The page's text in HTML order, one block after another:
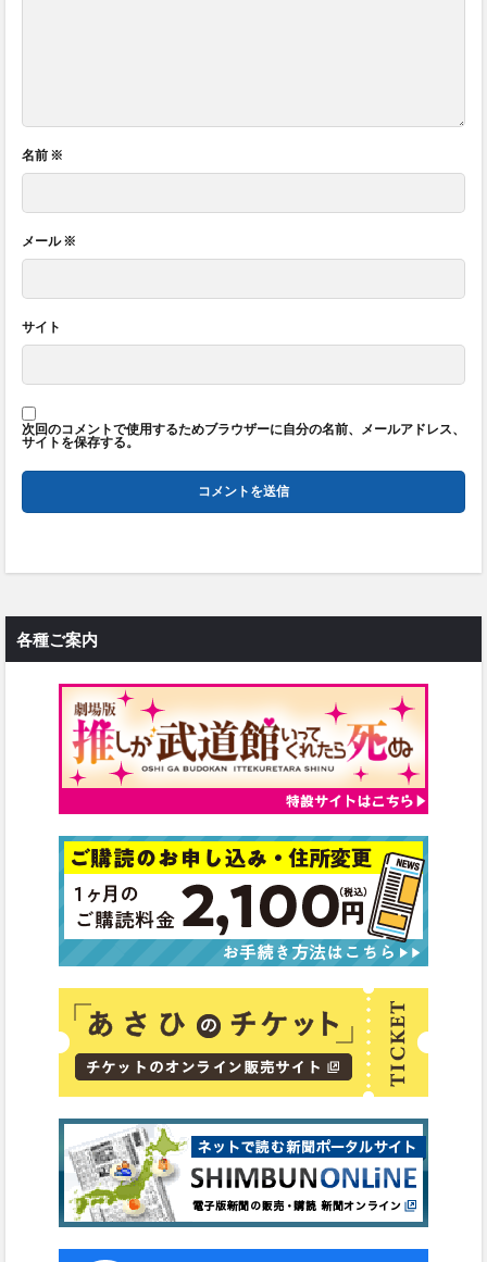
名前 ※
メール※
サイト
次回のコメントで使用するためブラウザーに自分の名前、メールアドレス、
サイトを保存する。
各種ご案内